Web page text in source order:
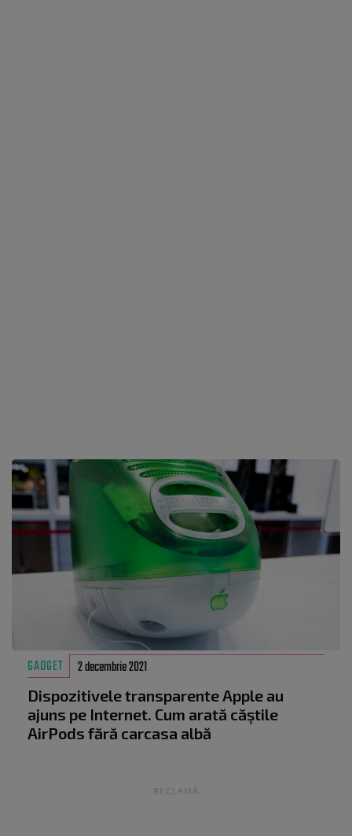
GADGET 2 decembrie 2021
Dispozitivele transparente Apple au
ajuns pe Internet. Cum arată căștile
AirPods fără carcasa albă
RECLAMĂ